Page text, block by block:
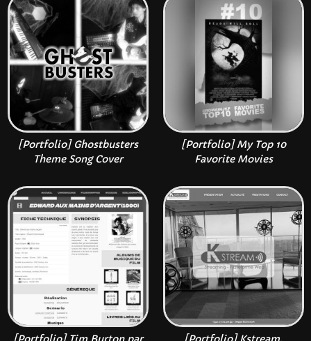
[Portfolio] Ghostbusters
Theme Song Cover
[Portfolio] My Top 10
Favorite Movies